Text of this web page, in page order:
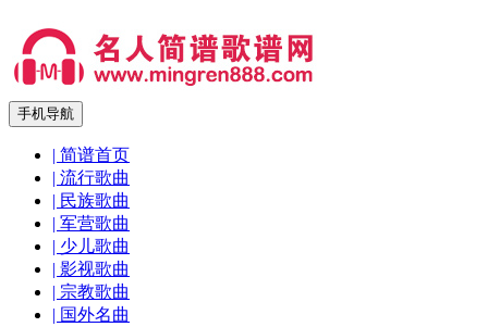
手机导航
| 简谱首页
| 流行歌曲
| 民族歌曲
| 军营歌曲
| 少儿歌曲
| 影视歌曲
| 宗教歌曲
| 国外名曲